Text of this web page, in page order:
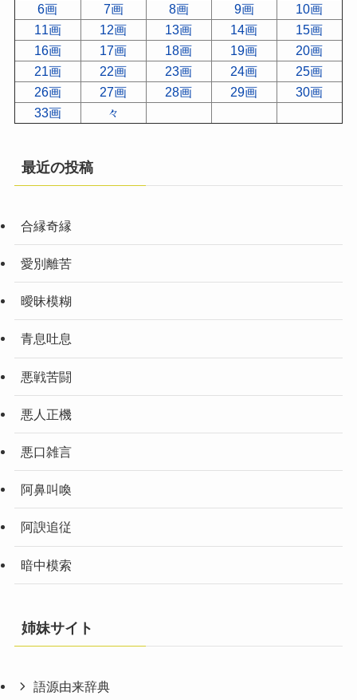
6画
7画 8画 9画
10画
11画
12画 13画 14画
15画
16画
17画 18画 19画
20画
21画
22画 23画 24画
25画
26画
27画 28画 29画
30画
33画
々
最近の投稿
合縁奇縁
愛別離苦
曖昧模糊
青息吐息
悪戦苦闘
悪人正機
悪口雑言
阿鼻叫喚
阿諛追従
暗中模索
姉妹サイト
語源由来辞典